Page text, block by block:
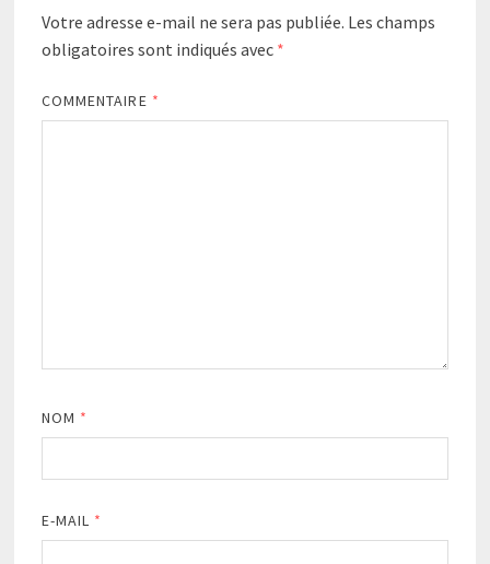
Votre adresse e-mail ne sera pas publiée. Les champs
obligatoires sont indiqués avec *
COMMENTAIRE *
NOM *
E-MAIL *